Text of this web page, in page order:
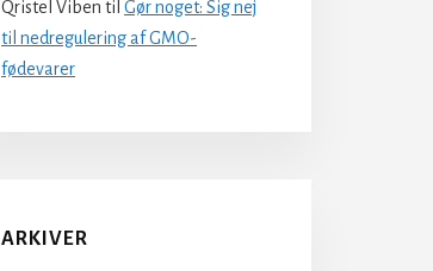
Qristel Viben til Gør noget: Sig nej
til nedregulering af GMO-
fødevarer
ARKIVER